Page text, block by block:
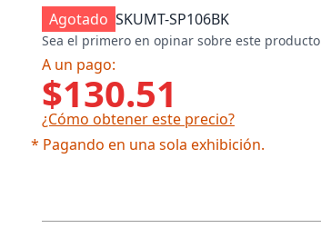
Agotado SKUMT-SP106BK
Sea el primero en opinar sobre este producto
A un pago:
$130.51
¿Cómo obtener este precio?
* Pagando en una sola exhibición.